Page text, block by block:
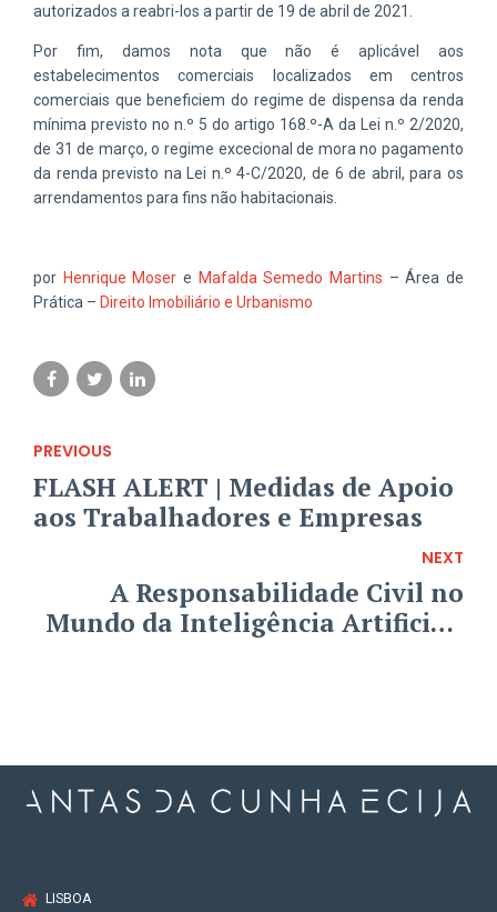
autorizados a reabri-los a partir de 19 de abril de 2021.
Por fim, damos nota que não é aplicável aos
estabelecimentos comerciais localizados em centros
comerciais que beneficiem do regime de dispensa da renda
mínima previsto no n.º 5 do artigo 168.º-A da Lei n.º 2/2020,
de 31 de março, o regime excecional de mora no pagamento
da renda previsto na Lei n.º 4-C/2020, de 6 de abril, para os
arrendamentos para fins não habitacionais.
por Henrique Moser e Mafalda Semedo Martins – Área de
Prática – Direito Imobiliário e Urbanismo
PREVIOUS
FLASH ALERT | Medidas de Apoio
aos Trabalhadores e Empresas
NEXT
A Responsabilidade Civil no
Mundo da Inteligência Artificial:
LISBOA